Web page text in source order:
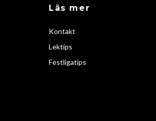
Läs mer
Kontakt
Lektips
Festligatips